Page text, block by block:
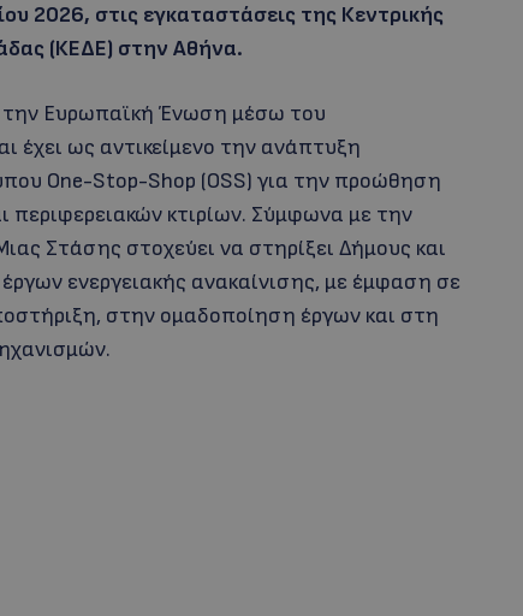
2026, στις εγκαταστάσεις της Κεντρικής
(ΚΕΔΕ) στην Αθήνα.
την Ευρωπαϊκή Ένωση μέσω του
έχει ως αντικείμενο την ανάπτυξη
One-Stop-Shop (OSS) για την προώθηση
περιφερειακών κτιρίων. Σύμφωνα με την
Στάσης στοχεύει να στηρίξει Δήμους και
ενεργειακής ανακαίνισης, με έμφαση σε
στην ομαδοποίηση έργων και στη